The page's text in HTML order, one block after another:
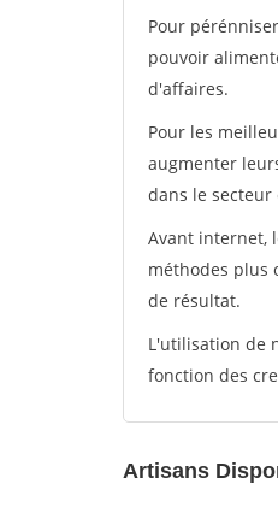
Pour
pouvoir
d'affaires.
Pour les
augmenter
dans le
Avant internet,
méthodes plus
de résultat.
L'utilisation de
fonction des
Artisans